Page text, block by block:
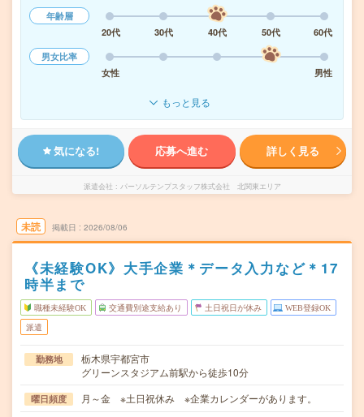
年齢層
20代
30代 40代 50代
60代
男女比率
女性
男性
もっと見る
気になる! 応募へ進む 詳しく見る
派遣会社 パーソルテンプスタッフ株式会社 北関東エリア
未読 掲載日 2026/08/06
《未経験OK》大手企業＊データ入力など＊17
時半まで
職種未経験OK 交通費別途支給あり 土日祝日が休み WEB登録OK
派遣
勤務地
栃木県宇都宮市
グリーンスタジアム前駅から徒歩10分
曜日頻度 月～金 ※土日祝休み ※企業カレンダーがあります。